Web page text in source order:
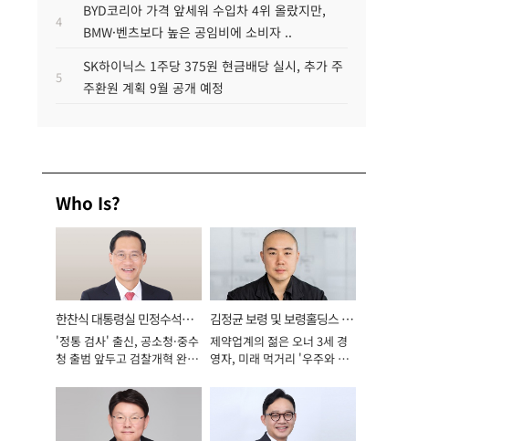
4
BYD코리아 가격 앞세워 수입차 4위 올랐지만,
BMW·벤츠보다 높은 공임비에 소비자 ..
5
SK하이닉스 1주당 375원 현금배당 실시, 추가 주
주환원 계획 9월 공개 예정
Who Is?
한찬식 대통령실 민정수석비
서관
'정통 검사' 출신, 공소청·중수
청 출범 앞두고 검찰개혁 완수
김정균 보령 및 보령홀딩스 대
표이사 사장
제약업계의 젊은 오너 3세 경
영자, 미래 먹거리 '우주와 헬